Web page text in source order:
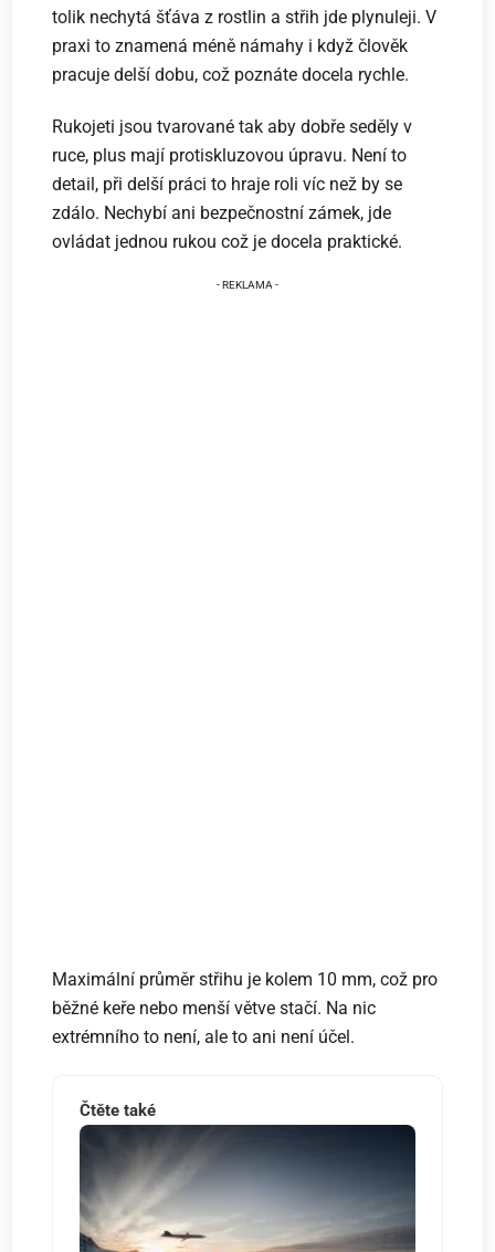
tolik nechytá šťáva z rostlin a střih jde plynuleji. V
praxi to znamená méně námahy i když člověk
pracuje delší dobu, což poznáte docela rychle.
Rukojeti jsou tvarované tak aby dobře seděly v
ruce, plus mají protiskluzovou úpravu. Není to
detail, při delší práci to hraje roli víc než by se
zdálo. Nechybí ani bezpečnostní zámek, jde
ovládat jednou rukou což je docela praktické.
Maximální průměr střihu je kolem 10 mm, což pro
běžné keře nebo menší větve stačí. Na nic
extrémního to není, ale to ani není účel.
Čtěte také